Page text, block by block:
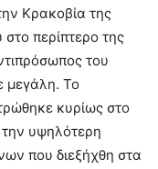
Κρακοβία της
περίπτερο της
του
μεγάλη. Το
κυρίως στο
υψηλότερη
που διεξήχθη στα